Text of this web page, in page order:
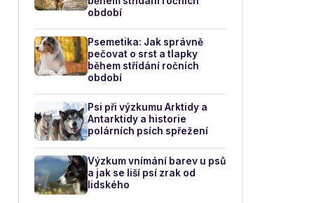
období
Psemetika: Jak správně
pečovat o srst a tlapky
během střídání ročních
období
Psi při výzkumu Arktidy a
Antarktidy a historie
polárních psích spřežení
Výzkum vnímání barev u psů
a jak se liší psí zrak od
lidského